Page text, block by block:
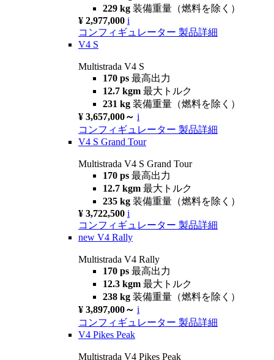
229 kg 装備重量（燃料を除く）
¥ 2,977,000 i
コンフィギュレーター 製品詳細
V4 S
Multistrada V4 S
170 ps 最高出力
12.7 kgm 最大トルク
231 kg 装備重量（燃料を除く）
¥ 3,657,000～ i
コンフィギュレーター 製品詳細
V4 S Grand Tour
Multistrada V4 S Grand Tour
170 ps 最高出力
12.7 kgm 最大トルク
235 kg 装備重量（燃料を除く）
¥ 3,722,500 i
コンフィギュレーター 製品詳細
new V4 Rally
Multistrada V4 Rally
170 ps 最高出力
12.3 kgm 最大トルク
238 kg 装備重量（燃料を除く）
¥ 3,897,000～ i
コンフィギュレーター 製品詳細
V4 Pikes Peak
Multistrada V4 Pikes Peak